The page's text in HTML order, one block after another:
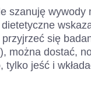
szanuję
się
można dostać,
tylko jeść i